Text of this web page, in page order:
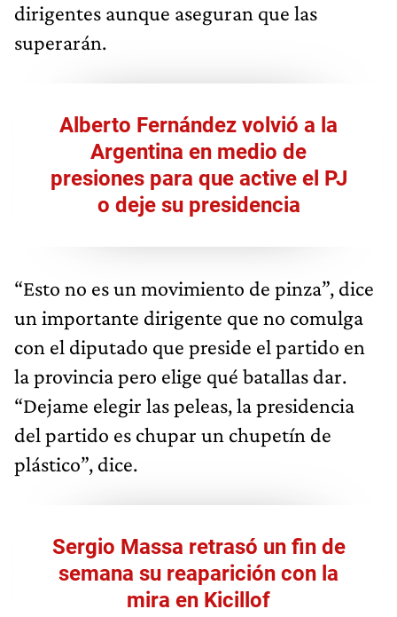
dirigentes aunque aseguran que las
superarán.
Alberto Fernández volvió a la
Argentina en medio de
presiones para que active el PJ
o deje su presidencia
“Esto no es un movimiento de pinza”, dice
un importante dirigente que no comulga
con el diputado que preside el partido en
la provincia pero elige qué batallas dar.
“Dejame elegir las peleas, la presidencia
del partido es chupar un chupetín de
plástico”, dice.
Sergio Massa retrasó un fin de
semana su reaparición con la
mira en Kicillof